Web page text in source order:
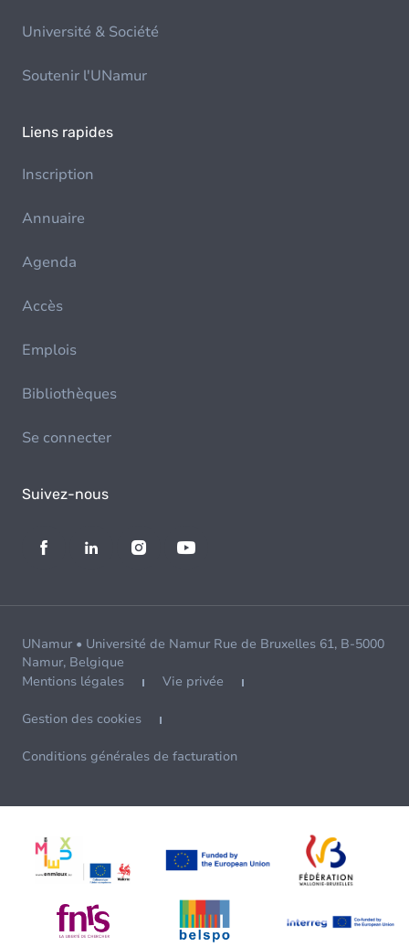
Université & Société
Soutenir l'UNamur
Liens rapides
Inscription
Annuaire
Agenda
Accès
Emplois
Bibliothèques
Se connecter
Suivez-nous
UNamur • Université de Namur Rue de Bruxelles 61, B-5000
Namur, Belgique
Mentions légales
Vie privée
Gestion des cookies
Conditions générales de facturation